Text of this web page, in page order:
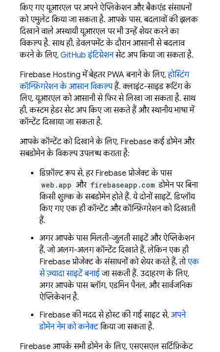
किए गए यूआरएल पर अपने ऐप्लिकेशन और बैकएंड संसाधनों
को एमुलेट किया जा सकता है. आपके पास, बदलावों की झलक
दिखाने वाले अस्थायी यूआरएल पर भी उन्हें शेयर करने का
विकल्प है. साथ ही, डेवलपमेंट के दौरान आसानी से बदलाव
करने के लिए, GitHub इंटिग्रेशनसेट अप किया जा सकता है.
Firebase Hosting में बेहतर PWA बनाने के लिए,होस्टिंग
कॉन्फ़िगरेशन के आसान विकल्पहैं. क्लाइंट-साइड रूटिंग के
लिए, यूआरएल को आसानी से फिर से लिखा जा सकता है. साथ
ही, कस्टम हेडर सेट अप किए जा सकते हैं और स्थानीय भाषा में
कॉन्टेंट दिखाया जा सकता है.
आपके कॉन्टेंट को दिखाने के लिए, Firebase कई डोमेन और
सबडोमेन के विकल्प उपलब्ध कराता है:
डिफ़ॉल्ट रूप से, हर Firebase प्रोजेक्ट के पास
web.app और firebaseapp.com डोमेन पर बिना
किसी शुल्क के सबडोमेन होते हैं. ये दोनों साइटें, डिप्लॉय
किए गए एक ही कॉन्टेंट और कॉन्फ़िगरेशन को दिखाती
हैं.
अगर आपके पास मिलती-जुलती साइटें और ऐप्लिकेशन
हैं, जो अलग-अलग कॉन्टेंट दिखाते हैं, लेकिन एक ही
Firebase प्रोजेक्ट के संसाधनों को शेयर करते हैं, तोएक
से ज़्यादा साइटें बनाईजा सकती हैं. उदाहरण के लिए,
अगर आपके पास ब्लॉग, एडमिन पैनल, और सार्वजनिक
ऐप्लिकेशन है.
Firebase की मदद से होस्ट की गई साइट से, अपने
डोमेन नेम को कनेक्टकिया जा सकता है.
Firebase आपके सभी डोमेन के लिए, एसएसएल सर्टिफ़िकेट